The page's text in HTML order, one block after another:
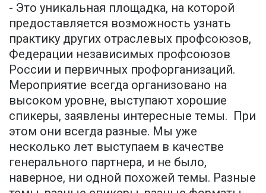
- Это уникальная площадка, на которой
предоставляется возможность узнать
практику других отраслевых профсоюзов,
Федерации независимых профсоюзов
России и первичных профорганизаций.
Мероприятие всегда организовано на
высоком уровне, выступают хорошие
спикеры, заявлены интересные темы. При
этом они всегда разные. Мы уже
несколько лет выступаем в качестве
генерального партнера, и не было,
наверное, ни одной похожей темы. Разные